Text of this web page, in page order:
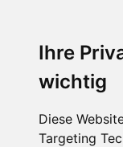
Ihre
wichtig
Diese
Targeting